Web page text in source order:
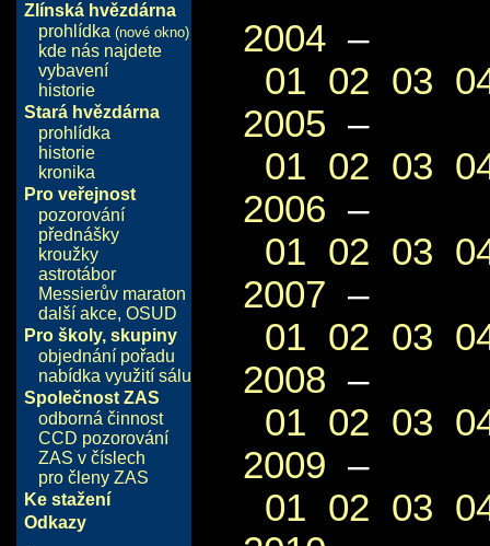
Zlínská hvězdárna
prohlídka (nové okno)
kde nás najdete
vybavení
historie
Stará hvězdárna
prohlídka
historie
kronika
Pro veřejnost
pozorování
přednášky
kroužky
astrotábor
Messierův maraton
další akce, OSUD
Pro školy, skupiny
objednání pořadu
nabídka využití sálu
Společnost ZAS
odborná činnost
CCD pozorování
ZAS v číslech
pro členy ZAS
Ke stažení
Odkazy
2004 –
01 02 03
2005 –
01 02 03
2006 –
01 02 03
2007 –
01 02 03
2008 –
01 02 03
2009 –
01 02 03